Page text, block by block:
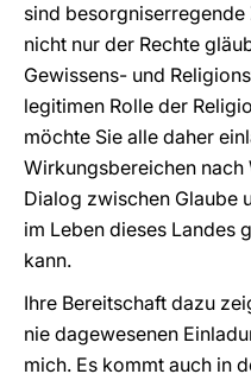
sind
nicht nur der Rechte
Gewissens- und
legitimen Rolle der
möchte Sie alle daher
Wirkungsbereichen nach
Dialog zwischen Glaube
im Leben dieses Landes
kann.
Ihre Bereitschaft dazu
nie dagewesenen
mich. Es kommt auch in